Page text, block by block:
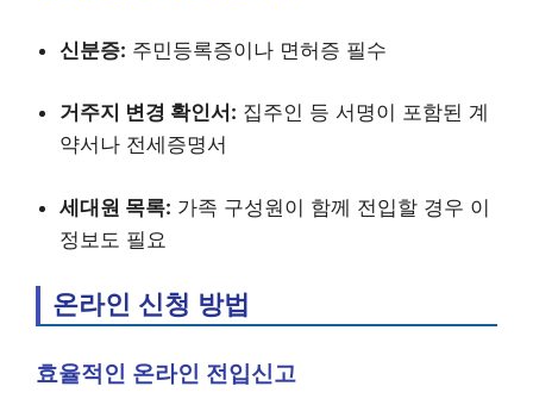
신분증: 주민등록증이나 면허증 필수
거주지 변경 확인서: 집주인 등 서명이 포함된 계
약서나 전세증명서
세대원 목록: 가족 구성원이 함께 전입할 경우 이
정보도 필요
온라인 신청 방법
효율적인 온라인 전입신고